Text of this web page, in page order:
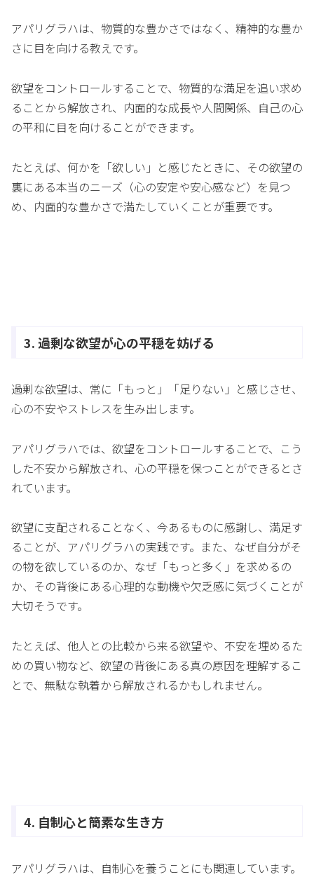
アパリグラハは、物質的な豊かさではなく、精神的な豊か
さに目を向ける教えです。
欲望をコントロールすることで、物質的な満足を追い求め
ることから解放され、内面的な成長や人間関係、自己の心
の平和に目を向けることができます。
たとえば、何かを「欲しい」と感じたときに、その欲望の
裏にある本当のニーズ（心の安定や安心感など）を見つ
め、内面的な豊かさで満たしていくことが重要です。
3. 過剰な欲望が心の平穏を妨げる
過剰な欲望は、常に「もっと」「足りない」と感じさせ、
心の不安やストレスを生み出します。
アパリグラハでは、欲望をコントロールすることで、こう
した不安から解放され、心の平穏を保つことができるとさ
れています。
欲望に支配されることなく、今あるものに感謝し、満足す
ることが、アパリグラハの実践です。また、なぜ自分がそ
の物を欲しているのか、なぜ「もっと多く」を求めるの
か、その背後にある心理的な動機や欠乏感に気づくことが
大切そうです。
たとえば、他人との比較から来る欲望や、不安を埋めるた
めの買い物など、欲望の背後にある真の原因を理解するこ
とで、無駄な執着から解放されるかもしれません。
4. 自制心と簡素な生き方
アパリグラハは、自制心を養うことにも関連しています。